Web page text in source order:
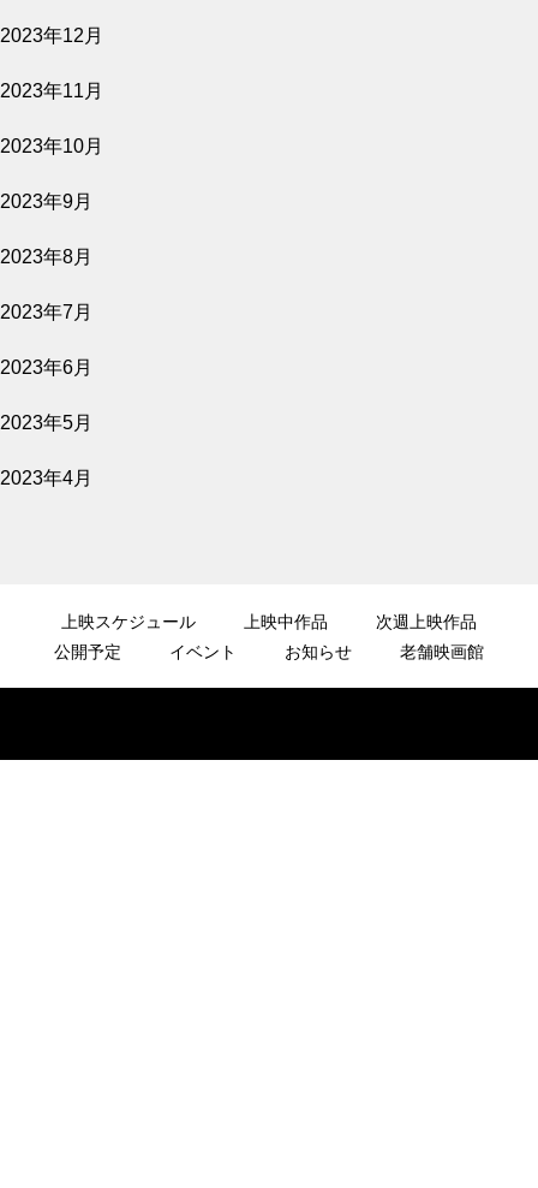
平行と垂直
2023年12月
2023年11月
2023年10月
2023年9月
2023年8月
2023年7月
2023年6月
2023年5月
2023年4月
上映スケジュール 上映中作品
次週上映作品
公開予定
イベント お知らせ 老舗映画館